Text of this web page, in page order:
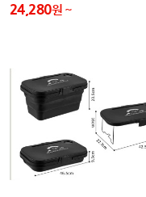
24,280원